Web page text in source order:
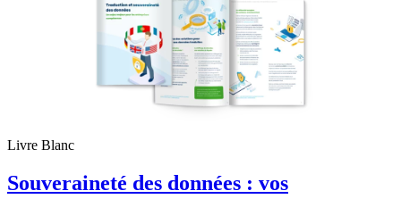
Livre Blanc
Souveraineté des données : vos